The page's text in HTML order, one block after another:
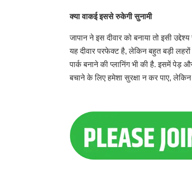
क्या वाकई इससे रुकेगी सुनामी
जापान ने इस दीवार को बनाया तो इसी
यह दीवार परफेक्ट है, लेकिन बहुत बड़ी
पार्क बनाने की प्लानिंग भी की है. इसमें पेड़
बचाने के लिए हमेशा सुरक्षा न कर पाए,